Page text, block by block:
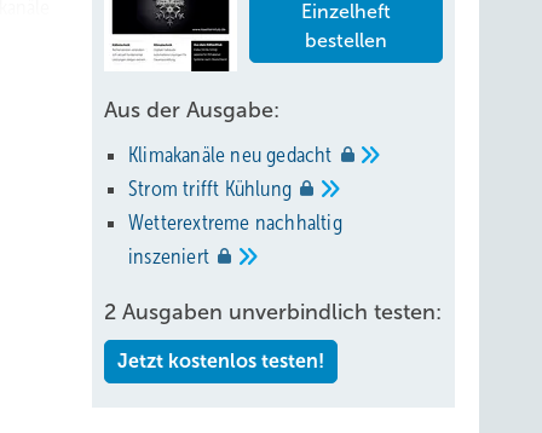
Einzelheft
bestellen
Aus der Ausgabe:
Klimakanäle neugedacht
Strom trifft Kühlung
Wetterextreme nachhaltig
inszeniert
2 Ausgaben unverbindlich testen:
Jetzt kostenlos testen!